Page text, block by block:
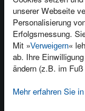
unserer Webseite
Personalisierung
Erfolgsmessung.
Mit »Verweigern«
ab. Ihre
ändern (z.B. im
Mehr erfahren Sie
Presseservice
Dozentenservice
Kundenservice